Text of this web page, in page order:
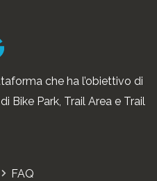
che ha l’obiettivo di
Bike Park, Trail Area e Trail
FAQ